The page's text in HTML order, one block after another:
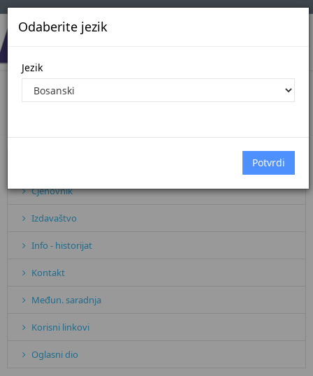
Odaberite jezik
Jezik
ISO STANDARD
Cjenovnik
Izdavaštvo
Info - historijat
Kontakt
Međun. saradnja
Korisni linkovi
Oglasni dio